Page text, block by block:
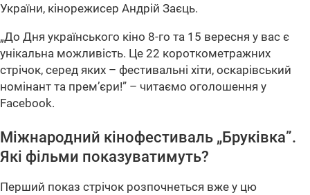
України, кінорежисер Андрій Заєць.
„До Дня українського кіно 8-го та 15 вересня у вас є
унікальна можливість. Це 22 короткометражних
стрічок, серед яких – фестивальні хіти, оскарівський
номінант та прем’єри!” – читаємо оголошення у
Facebook.
Міжнародний кінофестиваль „Бруківка”.
Які фільми показуватимуть?
Перший показ стрічок розпочнеться вже у цю